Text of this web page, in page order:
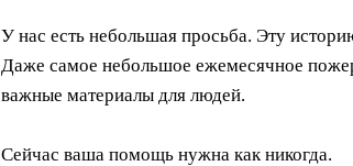
У нас есть небольшая просьба. Эту
Даже самое небольшое ежемесячное
важные материалы для людей.
Сейчас ваша помощь нужна как никогда.